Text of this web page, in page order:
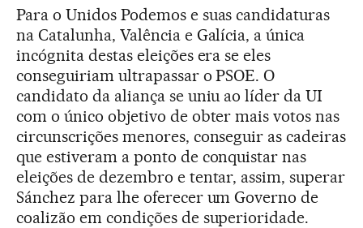
Para o Unidos Podemos e suas candidaturas
na Catalunha, Valência e Galícia, a única
incógnita destas eleições era se eles
conseguiriam ultrapassar o PSOE. O
candidato da aliança se uniu ao líder da UI
com o único objetivo de obter mais votos nas
circunscrições menores, conseguir as cadeiras
que estiveram a ponto de conquistar nas
eleições de dezembro e tentar, assim, superar
Sánchez para lhe oferecer um Governo de
coalizão em condições de superioridade.